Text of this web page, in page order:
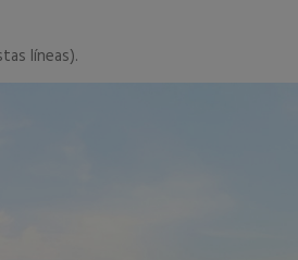
líneas).